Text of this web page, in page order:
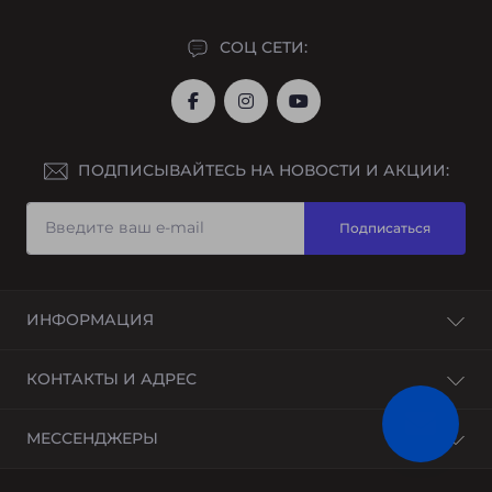
СОЦ СЕТИ:
ПОДПИСЫВАЙТЕСЬ НА НОВОСТИ И АКЦИИ:
Подписаться
ИНФОРМАЦИЯ
Доставка и оплата
Гарантийный ремонт
КОНТАКТЫ И АДРЕС
Украина, г. Днепр, Днепропетровская область
МЕССЕНДЖЕРЫ